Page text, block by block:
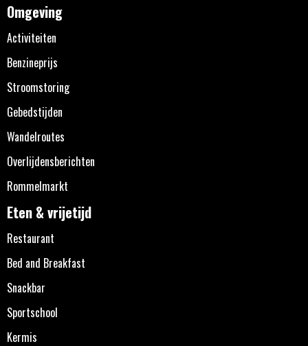
Omgeving
Activiteiten
Benzineprijs
Stroomstoring
Gebedstijden
Wandelroutes
Overlijdensberichten
Rommelmarkt
Eten & vrijetijd
Restaurant
Bed and Breakfast
Snackbar
Sportschool
Kermis